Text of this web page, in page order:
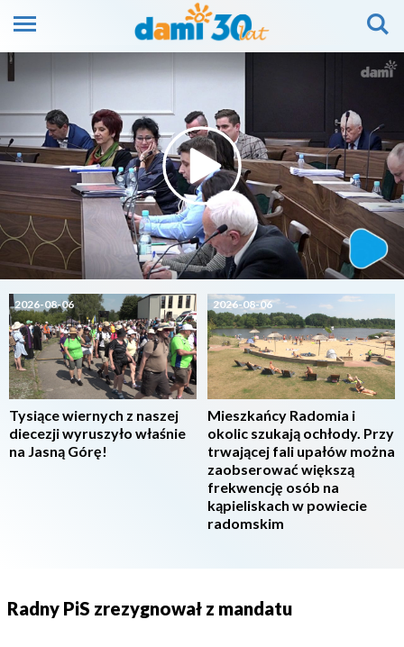
2026-08-06
Tysiące wiernych z naszej
diecezji wyruszyło właśnie
na Jasną Górę!
2026-08-06
Mieszkańcy Radomia i
okolic szukają ochłody. Przy
trwającej fali upałów można
zaobserować większą
frekwencję osób na
kąpieliskach w powiecie
radomskim
Radny PiS zrezygnował z mandatu